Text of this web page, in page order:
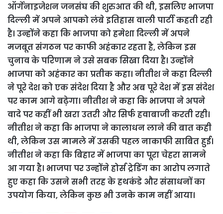
ऑर्गेनाइजेशन जनसंघ की शुरुआत की थी, इसलिए भाजपा
दिल्ली में अपने आपको लंबे इतिहास वाली पार्टी कहती रही
है। उन्होंने कहा कि भाजपा को हमेशा दिल्ली में अपने
मजबूत संगठन पर काफी अहंकार रहता है, लेकिन इस
चुनाव के परिणाम ने उसे सबक सिखा दिया है। उन्होंने
भाजपा को अहंकार का प्रतीक कहा। नीतीश ने कहा दिल्ली
ने पूरे देश को एक संदेश दिया है और अब पूरे देश में इस संदेश
पर काम आगे बढ़ेगा। नीतीश ने कहा कि भाजपा ने अपने
वादे पर कहीं भी खरा उतरी और सिर्फ हवाबाजी करती रही।
नीतीश ने कहा कि भाजपा ने कालाधन लाने की बात कही
थी, लेकिन उस मामले में उसकी पहल नाकाफी साबित हुई।
नीतीश ने कहा कि बिहार में भाजपा का पूरा चेहरा सामने
आ गया है। भाजपा पर उन्होंने होर्स ट्रेडिंग का आरोप लगाते
हुए कहा कि उसने सभी तरह के हथकंडे और संसाधनों का
उपयोग किया, लेकिन कुछ भी उनके काम नहीं आया।